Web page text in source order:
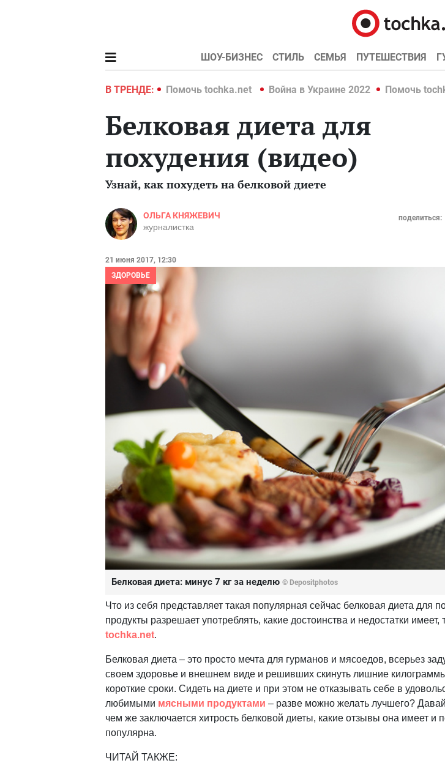
ШОУ-БИЗНЕС СТИЛЬ СЕМЬЯ ПУТЕШЕСТВИЯ
В ТРЕНДЕ:
Война в Украине 2022 Помочь tochka.net Война в Украине 2022 Помочь
Белковая диета для
похудения (видео)
Узнай, как похудеть на белковой диете
ОЛЬГА КНЯЖЕВИЧ
журналистка
поделиться:
21 июня 2017, 12:30
ЗДОРОВЬЕ
Белковая диета: минус 7 кг за неделю © Depositphotos
Что из себя представляет такая популярная сейчас белковая диета для
продукты разрешает употреблять, какие достоинства и недостатки имеет,
tochka.net.
Белковая диета – это просто мечта для гурманов и мясоедов, всерьез
своем здоровье и внешнем виде и решивших скинуть лишние
короткие сроки. Сидеть на диете и при этом не отказывать себе в
любимыми мясными продуктами – разве можно желать лучшего?
чем же заключается хитрость белковой диеты, какие отзывы она имеет и
популярна.
ЧИТАЙ ТАКЖЕ: